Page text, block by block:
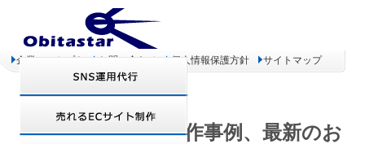
企業コンセプト お問い合わせ 個人情報保護方針 サイトマップ
オビタスター 制作事例、最新のお